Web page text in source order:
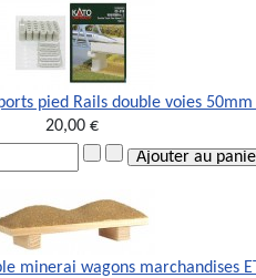
pied Rails double voies
20,00 €
minerai wagons marchandises